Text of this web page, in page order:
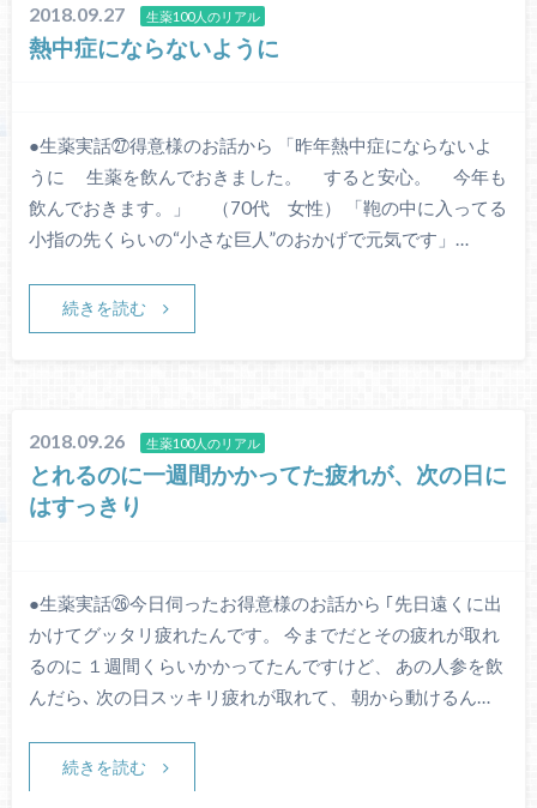
2018.09.27 生薬100人のリアル
熱中症にならないように
●生薬実話㉗得意様のお話から 「昨年熱中症にならないよ
うに 生薬を飲んでおきました。 すると安心。 今年も
飲んでおきます。」 （70代 女性） 「鞄の中に入ってる
小指の先くらいの“小さな巨人”のおかげで元気です」…
続きを読む
2018.09.26 生薬100人のリアル
とれるのに一週間かかってた疲れが、次の日に
はすっきり
●生薬実話㉖今日伺ったお得意様のお話から ｢先日遠くに出
かけてグッタリ疲れたんです。 今までだとその疲れが取れ
るのに １週間くらいかかってたんですけど、 あの人参を飲
んだら､ 次の日スッキリ疲れが取れて、 朝から動けるん…
続きを読む